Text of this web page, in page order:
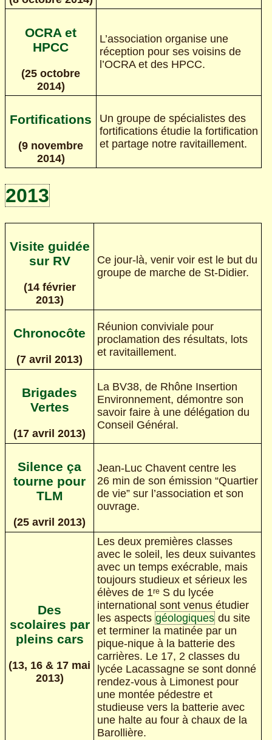
OCRA et
HPCC
(25 octobre
2014)
L’association organise une
réception pour ses voisins de
l’OCRA et des HPCC.
Fortifications
(9 novembre
2014)
Un groupe de spécialistes des
fortifications étudie la fortification
et partage notre ravitaillement.
2013
Visite guidée
sur RV
(14 février
2013)
Ce jour-là, venir voir est le but du
groupe de marche de St-Didier.
Chronocôte
(7 avril 2013)
Réunion conviviale pour
proclamation des résultats, lots
et ravitaillement.
Brigades
Vertes
(17 avril 2013)
La BV38, de Rhône Insertion
Environnement, démontre son
savoir faire à une délégation du
Conseil Général.
Silence ça
tourne pour
TLM
(25 avril 2013)
Jean-Luc Chavent centre les
26 min de son émission “Quartier
de vie” sur l’association et son
ouvrage.
Des
scolaires par
pleins cars
(13, 16 & 17 mai
2013)
Les deux premières classes
avec le soleil, les deux suivantes
avec un temps exécrable, mais
toujours studieux et sérieux les
élèves de 1ʳᵉ S du lycée
international sont venus étudier
les aspects géologiques du site
et terminer la matinée par un
pique-nique à la batterie des
carrières. Le 17, 2 classes du
lycée Lacassagne se sont donné
rendez-vous à Limonest pour
une montée pédestre et
studieuse vers la batterie avec
une halte au four à chaux de la
Barollière.